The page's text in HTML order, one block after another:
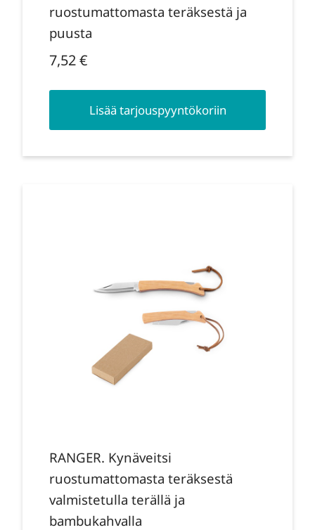
ruostumattomasta teräksestä ja
puusta
7,52€
Lisää tarjouspyyntökoriin
RANGER. Kynäveitsi
ruostumattomasta teräksestä
valmistetulla terällä ja
bambukahvalla